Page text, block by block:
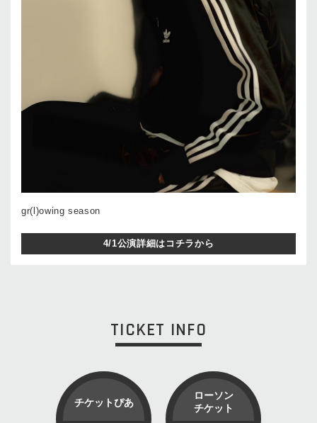
gr(l)owing season
4/1公演詳細はコチラから
TICKET INFO
チケットぴあ
ローソン
チケット